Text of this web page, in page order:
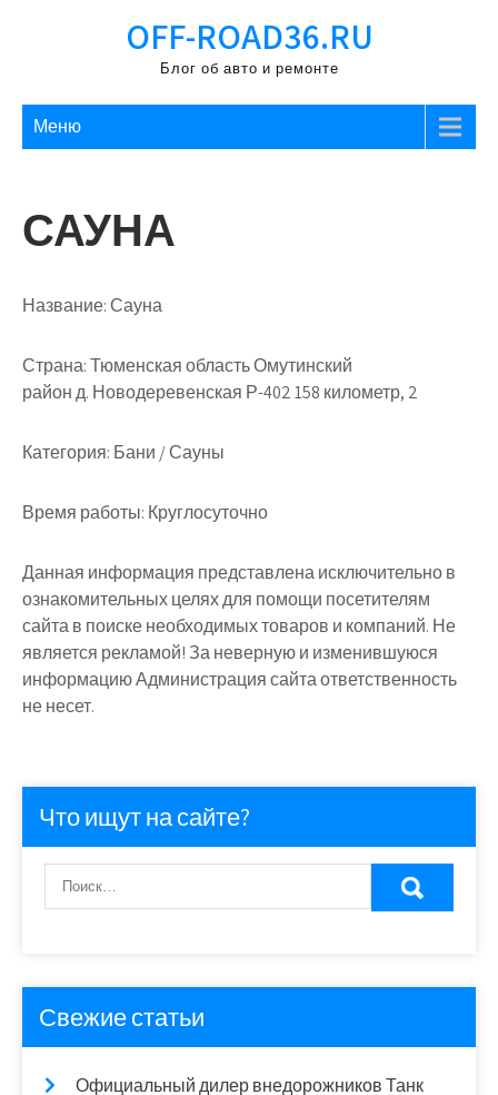
OFF-ROAD36.RU
Блог об авто и ремонте
Меню
САУНА
Название:Сауна
Страна:Тюменская область Омутинский
район д. Новодеревенская Р-402 158 километр, 2
Категория: Бани / Сауны
Время работы: Круглосуточно
Данная информация представлена исключительно в
ознакомительных целях для помощи посетителям
сайта в поиске необходимых товаров и компаний. Не
является рекламой! За неверную и изменившуюся
информацию Администрация сайта ответственность
не несет.
Что ищут на сайте?
Свежие статьи
Официальный дилер внедорожников Танк